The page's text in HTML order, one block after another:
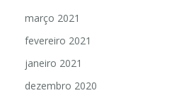
março 2021
fevereiro 2021
janeiro 2021
dezembro 2020